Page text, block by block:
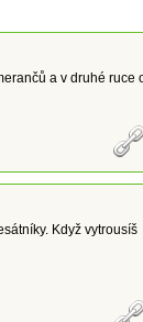
a v druhé ruce
Když vytrousíš